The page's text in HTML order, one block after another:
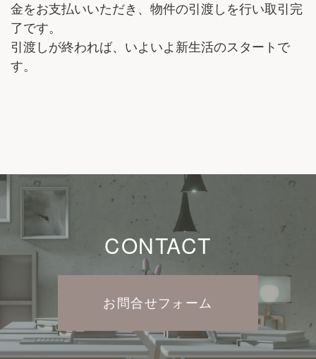
金をお支払いいただき、物件の引渡しを行い取引完
了です。
引渡しが終われば、いよいよ新生活のスタートで
す。
CONTACT
お問合せフォーム